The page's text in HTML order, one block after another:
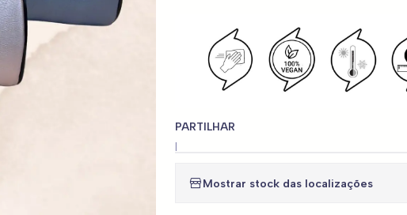
PARTILHAR
|
Mostrar stock das localizações